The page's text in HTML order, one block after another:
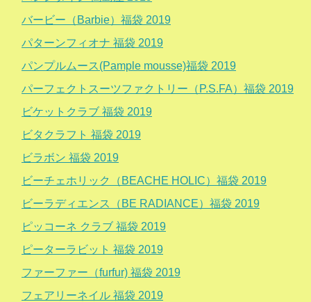
バービー（Barbie）福袋 2019
パターンフィオナ 福袋 2019
パンプルムース(Pample mousse)福袋 2019
パーフェクトスーツファクトリー（P.S.FA）福袋 2019
ビケットクラブ 福袋 2019
ビタクラフト 福袋 2019
ビラボン 福袋 2019
ビーチェホリック（BEACHE HOLIC）福袋 2019
ビーラディエンス（BE RADIANCE）福袋 2019
ピッコーネ クラブ 福袋 2019
ピーターラビット 福袋 2019
ファーファー（furfur) 福袋 2019
フェアリーネイル 福袋 2019